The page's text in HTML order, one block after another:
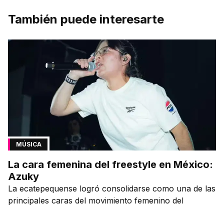
También puede interesarte
MÚSICA
La cara femenina del freestyle en México:
Azuky
La ecatepequense logró consolidarse como una de las
principales caras del movimiento femenino del